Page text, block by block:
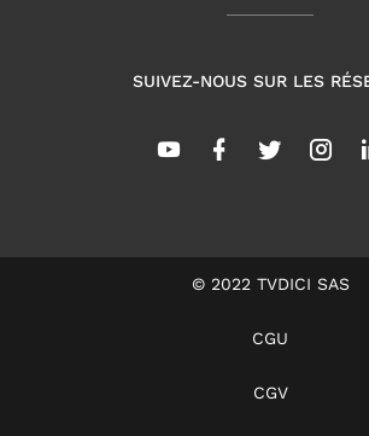
SUIVEZ-NOUS SUR LES
© 2022 TVDICI SAS
CGU
CGV